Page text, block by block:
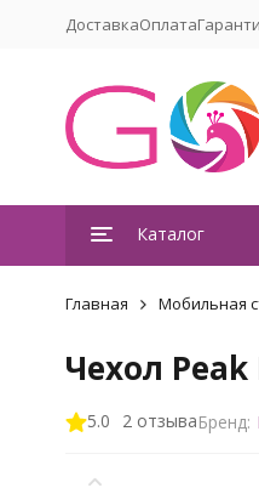
ДоставкаОплата
Каталог
Главная Мобильная
Чехол
5.0 2 отзываБренд: